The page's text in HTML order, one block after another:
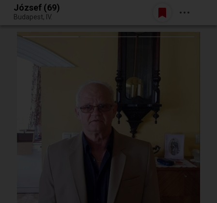
Egy jó randiból bármi lehet.
Belépés
József (69)
Budapest, IV.